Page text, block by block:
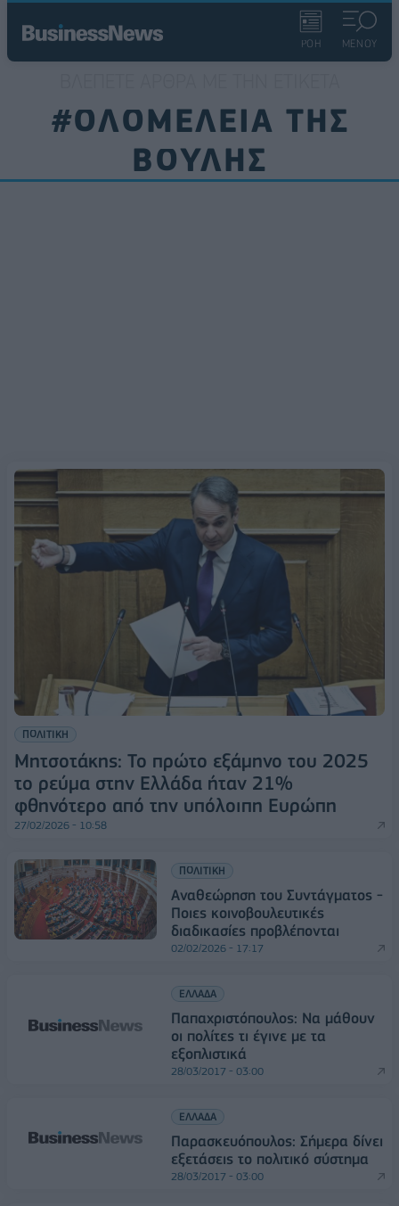
ΡΟΗ ΜΕΝΟΥ
#ΟΛΟΜΕΛΕΙΑ ΤΗΣ
ΒΟΥΛΗΣ
ΠΟΛΙΤΙΚΗ
Μητσοτάκης: Το πρώτο εξάμηνο του 2025
το ρεύμα στην Ελλάδα ήταν 21%
φθηνότερο από την υπόλοιπη Ευρώπη
27/02/2026 - 10:58
ΠΟΛΙΤΙΚΗ
Αναθεώρηση του Συντάγματος -
Ποιες κοινοβουλευτικές
διαδικασίες προβλέπονται
02/02/2026 - 17:17
ΕΛΛΑΔΑ
Παπαχριστόπουλος: Να μάθουν
οι πολίτες τι έγινε με τα
εξοπλιστικά
28/03/2017 - 03:00
ΕΛΛΑΔΑ
Παρασκευόπουλος: Σήμερα δίνει
εξετάσεις το πολιτικό σύστημα
28/03/2017 - 03:00